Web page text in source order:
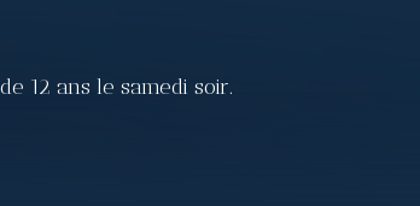
12 ans le samedi soir.